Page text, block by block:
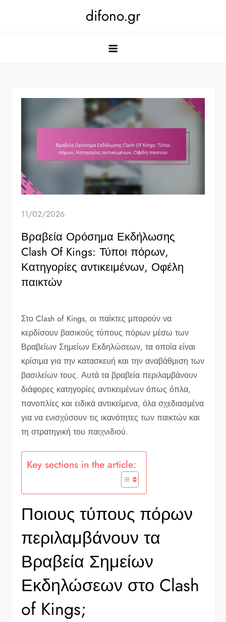
difono.gr
11/02/2026
Βραβεία Ορόσημα Εκδήλωσης
Clash Of Kings: Τύποι πόρων,
Κατηγορίες αντικειμένων, Οφέλη
παικτών
Στο Clash of Kings, οι παίκτες μπορούν να
κερδίσουν βασικούς τύπους πόρων μέσω των
Βραβείων Σημείων Εκδηλώσεων, τα οποία είναι
κρίσιμα για την κατασκευή και την αναβάθμιση των
βασιλείων τους. Αυτά τα βραβεία περιλαμβάνουν
διάφορες κατηγορίες αντικειμένων όπως όπλα,
πανοπλίες και ειδικά αντικείμενα, όλα σχεδιασμένα
για να ενισχύσουν τις ικανότητες των παικτών και
τη στρατηγική του παιχνιδιού.
Key sections in the article:
Ποιους τύπους πόρων
περιλαμβάνουν τα
Βραβεία Σημείων
Εκδηλώσεων στο Clash
of Kings;